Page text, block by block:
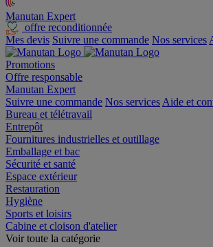
Manutan Expert
offre reconditionnée
Mes devis Suivre une commande Nos services
Promotions
Offre responsable
Manutan Expert
Suivre une commande Nos services Aide et
Bureau et télétravail
Entrepôt
Fournitures industrielles et outillage
Emballage et bac
Sécurité et santé
Espace extérieur
Restauration
Hygiène
Sports et loisirs
Cabine et cloison d'atelier
Voir toute la catégorie